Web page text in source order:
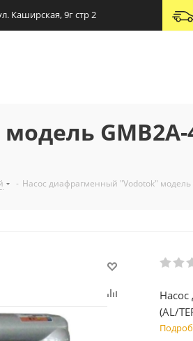
Каширская, 9г стр 2
GMB2A-
- Насос диафрагменный "Vodotok" модель
(AL/